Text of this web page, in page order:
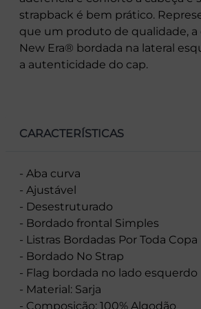
strapback é bem prático.
que um produto de qualidade, a
New Era® bordada na lateral
a autenticidade do cap.
CARACTERÍSTICAS
- Aba curva
- Ajustável
- Desestruturado
- Bordado frontal Simples
- Listras Bordadas Por Toda Copa
- Bordado No Strap
- Flag bordada no lado esquerdo
- Material: Sarja
- Composição: 100% Algodão